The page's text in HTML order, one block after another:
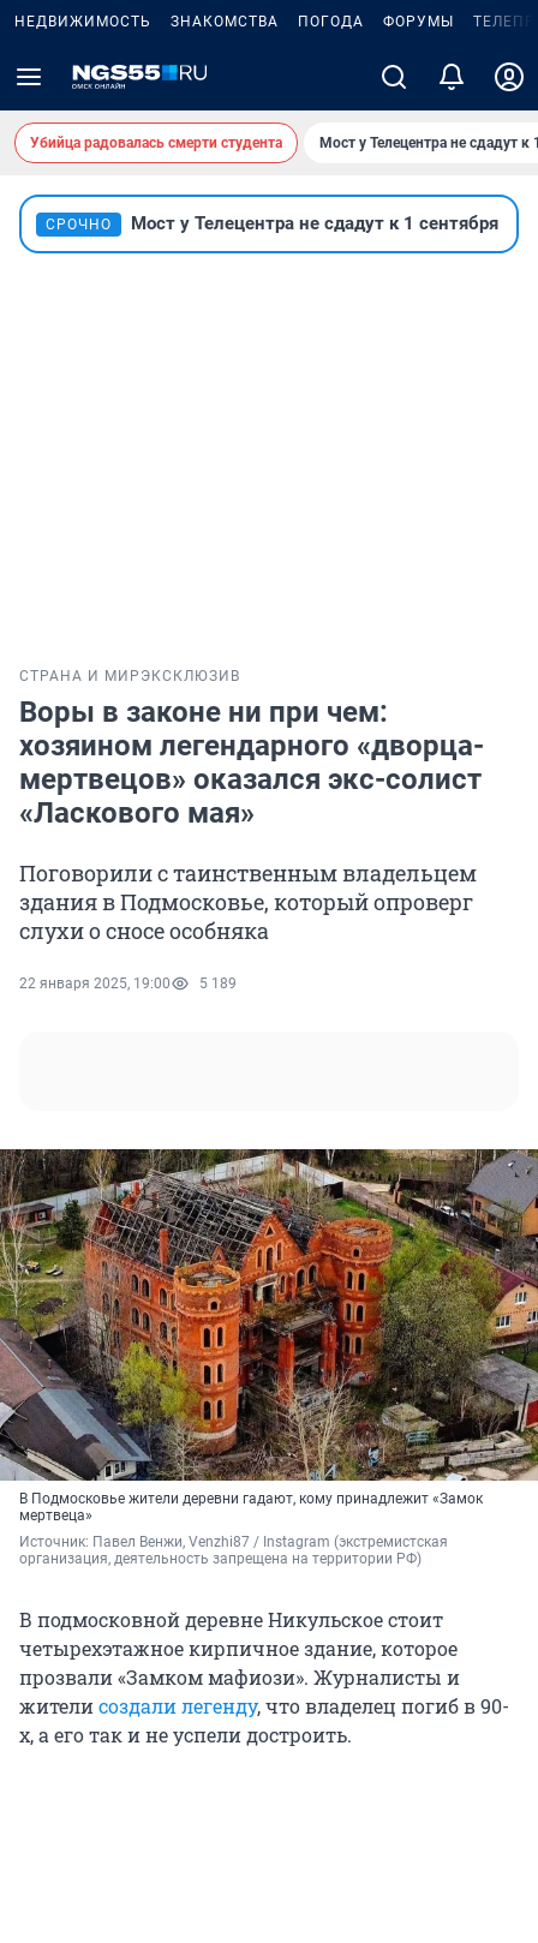
НЕДВИЖИМОСТЬ ЗНАКОМСТВА ПОГОДА ФОРУМЫ
Убийца радовалась смерти студента Мост у Телецентра не сдадут к
СРОЧНО Мост у Телецентра не сдадут к 1 сентября
СТРАНА И МИР ЭКСКЛЮЗИВ
Воры в законе ни при чем:
хозяином легендарного «дворца-
мертвецов» оказался экс-солист
«Ласкового мая»
Поговорили с таинственным владельцем
здания в Подмосковье, который опроверг
слухи о сносе особняка
22 января 2025, 19:00 5 189
В Подмосковье жители деревни гадают, кому принадлежит «Замок
мертвеца»
Источник: Павел Венжи, Venzhi87 / Instagram (экстремистская
организация, деятельность запрещена на территории РФ)
В подмосковной деревне Никульское стоит
четырехэтажное кирпичное здание, которое
прозвали «Замком мафиози». Журналисты и
жителисоздали легенду, что владелец погиб в 90-
х, а его так и не успели достроить.